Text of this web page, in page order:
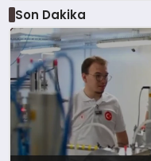
Son Dakika